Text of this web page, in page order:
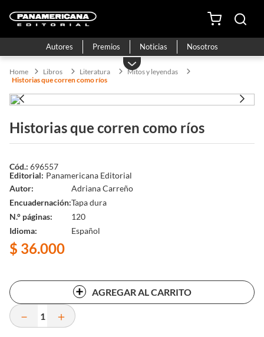
Autores Premios Noticias Nosotros
Libros Literatura
Mitos y leyendas
Historias que corren como ríos
Historias que corren como ríos
Panamericana Editorial
696557
Autor
Encuadernación
N.° páginas
Idioma
Adriana Carreño
Tapa dura
120
Español
$ 36.000
AGREGAR AL CARRITO
＋
－